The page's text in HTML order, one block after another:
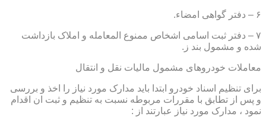
۶ – دفتر گواهی امضاء.
۷ – دفتر ثبت اسامی اشخاص ممنوع المعامله و املاک بازداشت
شده و مشمول بند ز.
معاملات خودروهای مشمول مالیات نقل و انتقال
برای تنظیم اسناد خودرو ابتدا باید مدارک مورد نیاز را اخذ و بررسی
و پس از تطابق با مقررات مربوطه نسبت به تنظیم و ثبت ان اقدام
نمود ، مدارک مورد نیاز عبارتند از :